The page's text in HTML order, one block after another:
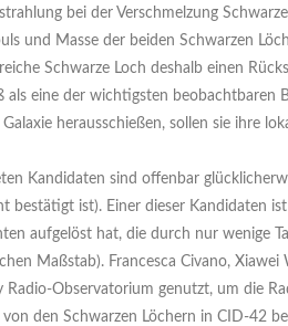
bei der Verschmelzung
und Masse der beiden Schwarzen
Schwarze Loch deshalb einen
als eine der wichtigsten beobachtbaren
herausschießen, sollen sie ihre
Kandidaten sind offenbar
ist). Einer dieser Kandidaten
aufgelöst hat, die durch nur wenige
Maßstab). Francesca Civano, Xiawei
Observatorium genutzt, um die
den Schwarzen Löchern in CID-42